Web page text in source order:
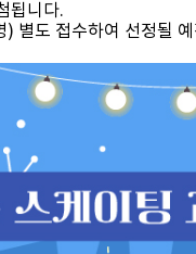
됩니다.
별도 접수하여 선정될